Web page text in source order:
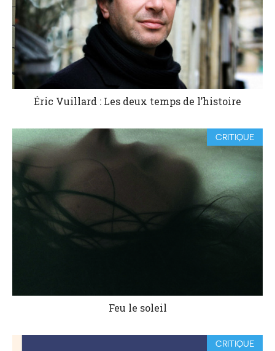
Éric Vuillard : Les deux temps de l’histoire
CRITIQUE
Feu le soleil
CRITIQUE